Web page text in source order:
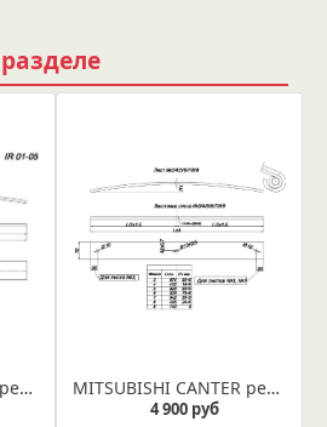
MITSUBISHI CANTER рессора передняя лист № 6 (Арт. IR 01-05-06) MITSUBISHI CANTER рессора задняя лист № 5 (Арт. IR 01-11-05)
4 900 руб